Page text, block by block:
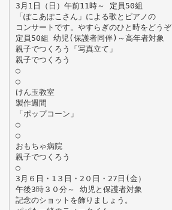
3月1日（日）午前11時～ 定員50組
「ぽこあぽこさん」による歌とピアノの
コンサートです。やすらぎのひと時をどうぞ
定員50組 幼児(保護者同伴)～高年者対象
親子でつくろう「写真立て」
親子でつくろう
○
○
けん玉教室
製作週間
「ポップコーン」
○
○
おもちゃ病院
親子でつくろう
○
3月６日・1３日・2０日・27日(金）
午後3時３０分～ 幼児と保護者対象
記念のショットを飾りましょう。